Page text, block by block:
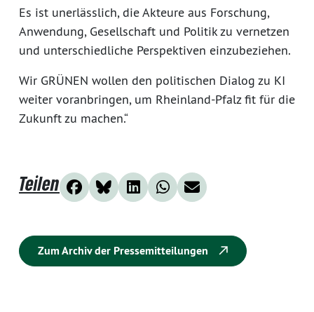
Es ist unerlässlich, die Akteure aus Forschung,
Anwendung, Gesellschaft und Politik zu vernetzen
und unterschiedliche Perspektiven einzubeziehen.
Wir GRÜNEN wollen den politischen Dialog zu KI
weiter voranbringen, um Rheinland-Pfalz fit für die
Zukunft zu machen.“
Teilen
Zum Archiv der Pressemitteilungen